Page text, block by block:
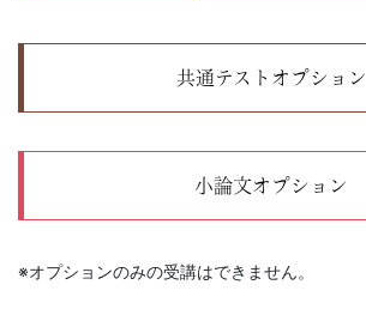
共通テストオプション
小論文オプション
※オプションのみの受講はできません。